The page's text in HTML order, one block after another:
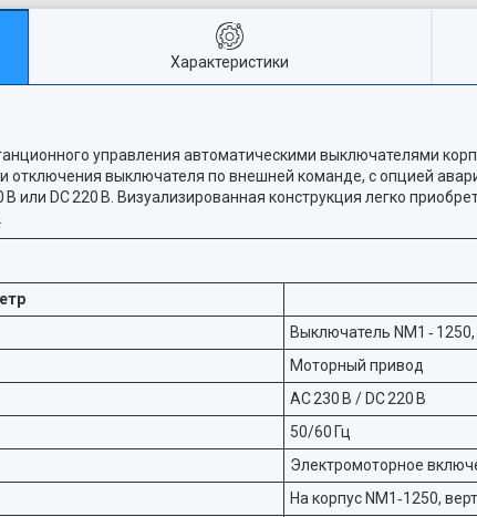
Характеристики
управления автоматическими выключателями
отключения выключателя по внешней команде, с опцией
DC 220 В. Визуализированная конструкция легко
Выключатель NM1 ‑
Моторный привод
AC 230 В / DC 220 В
50/60 Гц
Электромоторное
На корпус NM1‑1250,